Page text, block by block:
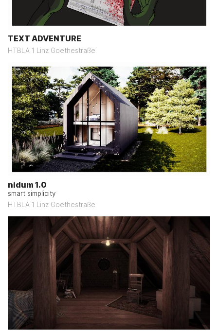
TEXT ADVENTURE
HTBLA 1 Linz Goethestraße
nidum 1.0
smart simplicity
HTBLA 1 Linz Goethestraße